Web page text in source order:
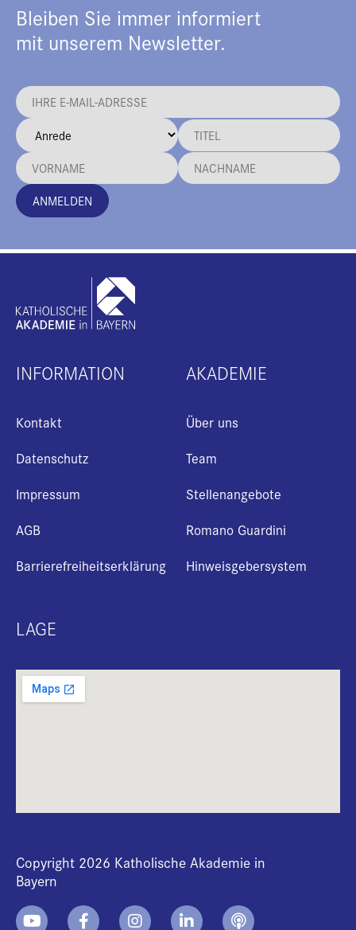
Bleiben Sie immer informiert
mit unserem Newsletter.
ANMELDEN
INFORMATION
Kontakt
Datenschutz
Impressum
AGB
Barrierefreiheitserklärung
AKADEMIE
Über uns
Team
Stellenangebote
Romano Guardini
Hinweisgebersystem
LAGE
Copyright 2026 Katholische Akademie in
Bayern